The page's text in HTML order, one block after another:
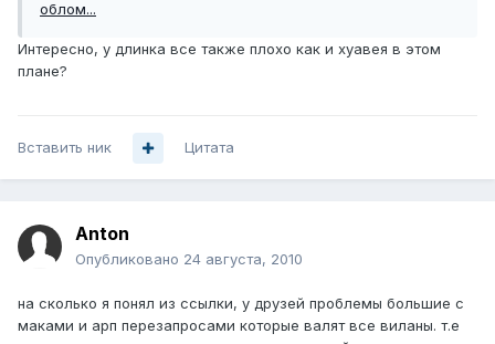
облом...
Интересно, у длинка все также плохо как и хуавея в этом
плане?
Вставить ник Цитата
Anton
Опубликовано 24 августа, 2010
на сколько я понял из ссылки, у друзей проблемы большие с
маками и арп перезапросами которые валят все виланы. т.е